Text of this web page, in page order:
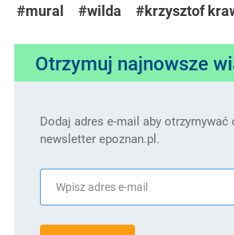
#mural #wilda #krzysztof
Otrzymuj najnowsze
Dodaj adres e-mail aby otrzymywać
newsletter epoznan.pl.